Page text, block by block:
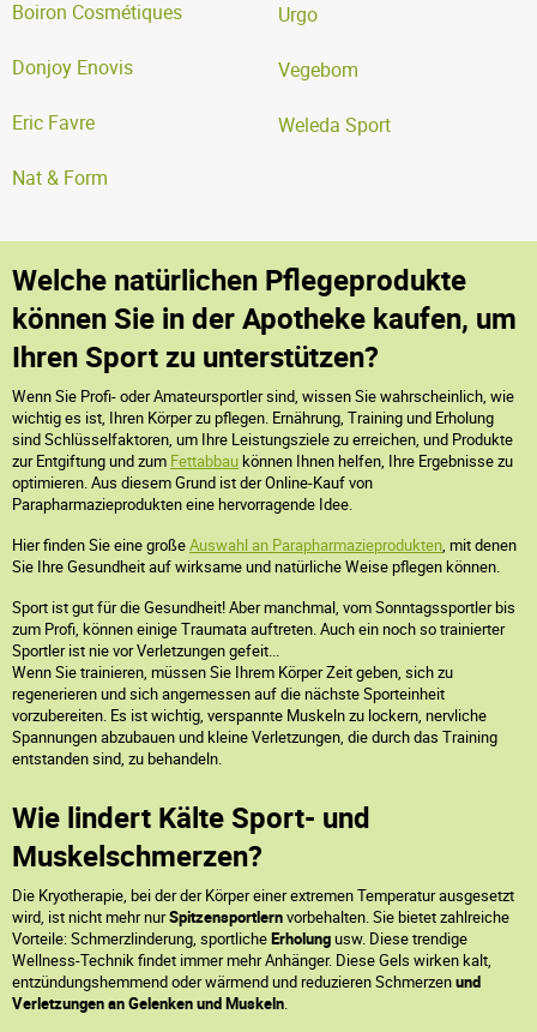
Boiron Cosmétiques
Donjoy Enovis
Eric Favre
Nat & Form
Urgo
Vegebom
Weleda Sport
Welche natürlichen Pflegeprodukte
können Sie in der Apotheke kaufen, um
Ihren Sport zu unterstützen?
Wenn Sie Profi- oder Amateursportler sind, wissen Sie wahrscheinlich, wie
wichtig es ist, Ihren Körper zu pflegen. Ernährung, Training und Erholung
sind Schlüsselfaktoren, um Ihre Leistungsziele zu erreichen, und Produkte
zur Entgiftung und zum Fettabbaukönnen Ihnen helfen, Ihre Ergebnisse zu
optimieren. Aus diesem Grund ist der Online-Kauf von
Parapharmazieprodukten eine hervorragende Idee.
Hier finden Sie eine großeAuswahl an Parapharmazieprodukten, mit denen
Sie Ihre Gesundheit auf wirksame und natürliche Weise pflegen können.
Sport ist gut für die Gesundheit! Aber manchmal, vom Sonntagssportler bis
zum Profi, können einige Traumata auftreten. Auch ein noch so trainierter
Sportler ist nie vor Verletzungen gefeit...
Wenn Sie trainieren, müssen Sie Ihrem Körper Zeit geben, sich zu
regenerieren und sich angemessen auf die nächste Sporteinheit
vorzubereiten. Es ist wichtig, verspannte Muskeln zu lockern, nervliche
Spannungen abzubauen und kleine Verletzungen, die durch das Training
entstanden sind, zu behandeln.
Wie lindert Kälte Sport- und
Muskelschmerzen?
Die Kryotherapie, bei der der Körper einer extremen Temperatur ausgesetzt
wird, ist nicht mehr nurSpitzensportlernvorbehalten. Sie bietet zahlreiche
Vorteile: Schmerzlinderung, sportlicheErholungusw. Diese trendige
Wellness-Technik findet immer mehr Anhänger. Diese Gels wirken kalt,
entzündungshemmend oder wärmend und reduzieren Schmerzenund
Verletzungen an Gelenken und Muskeln.